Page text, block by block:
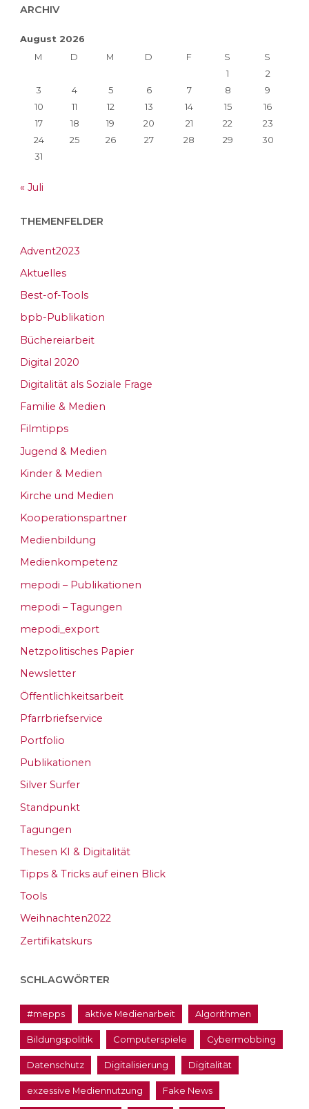
ARCHIV
August 2026
M
D M D F S
S
1
2
3
4 5 6 7 8
9
10
11 12 13 14 15
16
17
18 19 20 21 22
23
24
25 26 27 28 29
30
31
« Juli
THEMENFELDER
Advent2023
Aktuelles
Best-of-Tools
bpb-Publikation
Büchereiarbeit
Digital 2020
Digitalität als Soziale Frage
Familie & Medien
Filmtipps
Jugend & Medien
Kinder & Medien
Kirche und Medien
Kooperationspartner
Medienbildung
Medienkompetenz
mepodi – Publikationen
mepodi – Tagungen
mepodi_export
Netzpolitisches Papier
Newsletter
Öffentlichkeitsarbeit
Pfarrbriefservice
Portfolio
Publikationen
Silver Surfer
Standpunkt
Tagungen
Thesen KI & Digitalität
Tipps & Tricks auf einen Blick
Tools
Weihnachten2022
Zertifikatskurs
SCHLAGWÖRTER
#mepps aktive Medienarbeit Algorithmen
Bildungspolitik Computerspiele Cybermobbing
Datenschutz Digitalisierung Digitalität
exzessive Mediennutzung Fake News